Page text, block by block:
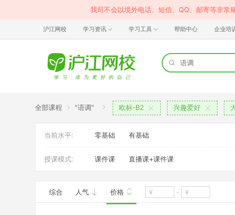
我司不会以境外电话、短信、QQ、邮寄等非常
沪江网校 学习资讯 学习工具 帮助中心 企业培
全部课程 "语调" 欧标-B2 兴趣爱好
当前水平: 零基础 有基础
授课模式: 课件课 直播课+课件课
综合 人气 价格 -